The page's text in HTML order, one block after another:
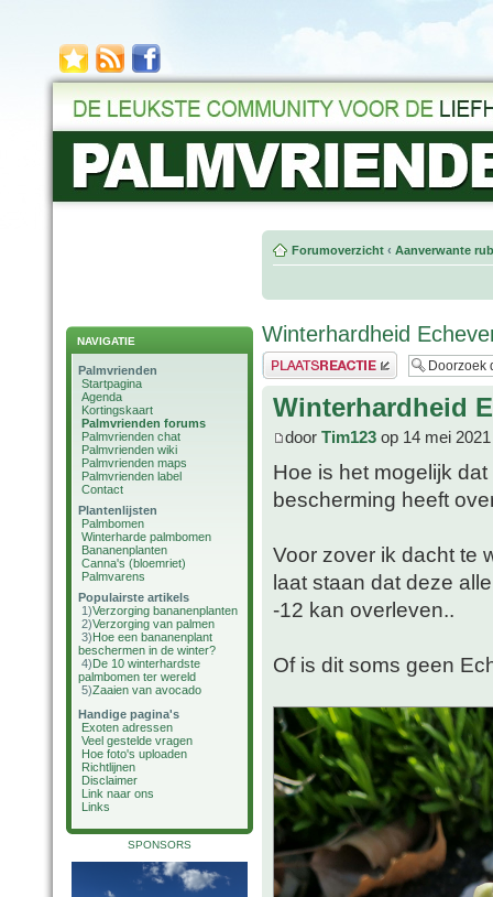
NAVIGATIE
Palmvrienden
Startpagina
Agenda
Kortingskaart
Palmvrienden forums
Palmvrienden chat
Palmvrienden wiki
Palmvrienden maps
Palmvrienden label
Contact
Plantenlijsten
Palmbomen
Winterharde palmbomen
Bananenplanten
Canna's (bloemriet)
Palmvarens
Populairste artikels
1)Verzorging bananenplanten
2)Verzorging van palmen
3)Hoe een bananenplant
beschermen in de winter?
4)De 10 winterhardste
palmbomen ter wereld
5)Zaaien van avocado
Handige pagina's
Exoten adressen
Veel gestelde vragen
Hoe foto's uploaden
Richtlijnen
Disclaimer
Link naar ons
Links
SPONSORS
Forumoverzicht ‹ Aanverwante
Winterhardheid
Plaats een reactie
Winterhardheid
door Tim123 op 14 mei
Hoe is het mogelijk
bescherming heeft
Voor zover ik dacht te
laat staan dat deze
-12 kan overleven..
Of is dit soms geen